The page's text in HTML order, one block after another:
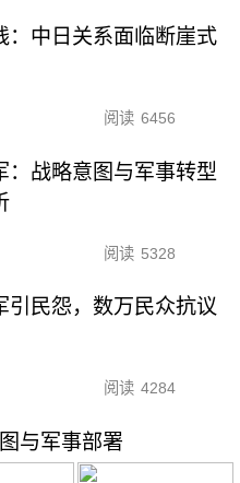
：中日关系面临断崖式
阅读 6456
：战略意图与军事转型
阅读 5328
引民怨，数万民众抗议
阅读 4284
与军事部署